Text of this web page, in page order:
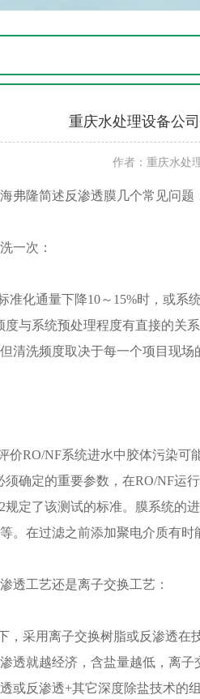
重庆水处理设备公
作者：重庆水处
弗隆简述反渗透膜几个常见问题
一次：
化通量下降10～15%时，或系
与系统预处理程度有直接的关
清洗频度取决于每一个项目现场
RO/NF系统进水中胶体污染可
确定的重要参数，在RO/NF运
规定了该测试的标准。膜系统的
。在过滤之前添加聚电介质有时
透工艺还是离子交换工艺：
采用离子交换树脂或反渗透在
透就越经济，含盐量越低，离
或反渗透+其它深度除盐技术的